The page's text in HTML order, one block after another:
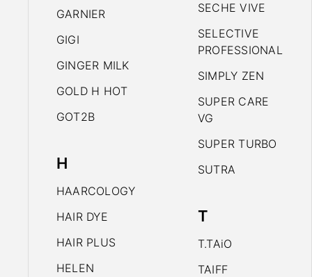
GARNIER
GIGI
GINGER MILK
GOLD H HOT
GOT2B
H
HAARCOLOGY
HAIR DYE
HAIR PLUS
HELEN
SECHE VIVE
SELECTIVE
PROFESSIONAL
SIMPLY ZEN
SUPER CARE
VG
SUPER TURBO
SUTRA
T
T.TAiO
TAIFF